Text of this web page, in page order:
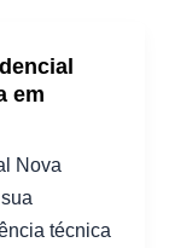
em
Nova
técnica